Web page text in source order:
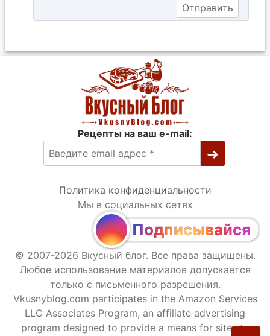
Рецепты на ваш e-mail:
Политика конфиденциальности
Мы в социальных сетях
Подписывайся
© 2007-2026 Вкусный блог. Все права защищены.
Любое использование материалов допускается
только с письменного разрешения.
Vkusnyblog.com participates in the Amazon Services
LLC Associates Program, an affiliate advertising
program designed to provide a means for sites to